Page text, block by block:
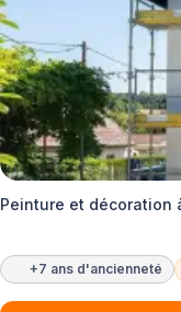
Peinture et décoration
+7 ans d'ancienneté